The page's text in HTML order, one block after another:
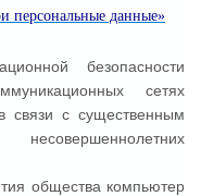
персональные данные»
безопасности
сетях
связи с существенным
общества компьютер